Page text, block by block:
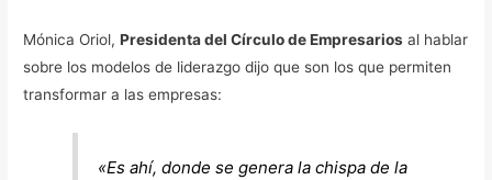
Mónica Oriol,Presidenta del Círculo de Empresarios al hablar
sobre los modelos de liderazgo dijo que son los que permiten
transformar a las empresas:
«Es ahí, donde se genera la chispa de la